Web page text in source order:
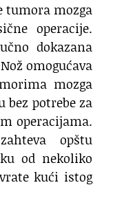
tumora mozga
operacije.
dokazana
omogućava
mozga
potrebe za
operacijama.
opštu
od nekoliko
kući istog